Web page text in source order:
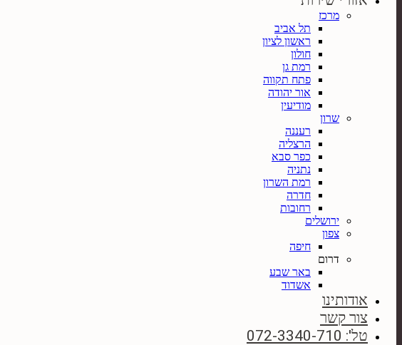
מרכז
תל אביב
ראשון לציון
חולון
רמת גן
פתח תקווה
אור יהודה
מודיעין
שרון
רעננה
הרצליה
כפר סבא
נתניה
רמת השרון
חדרה
רחובות
ירושלים
צפון
חיפה
דרום
באר שבע
אשדוד
אודותינו
צור קשר
טל': 072-3340-710